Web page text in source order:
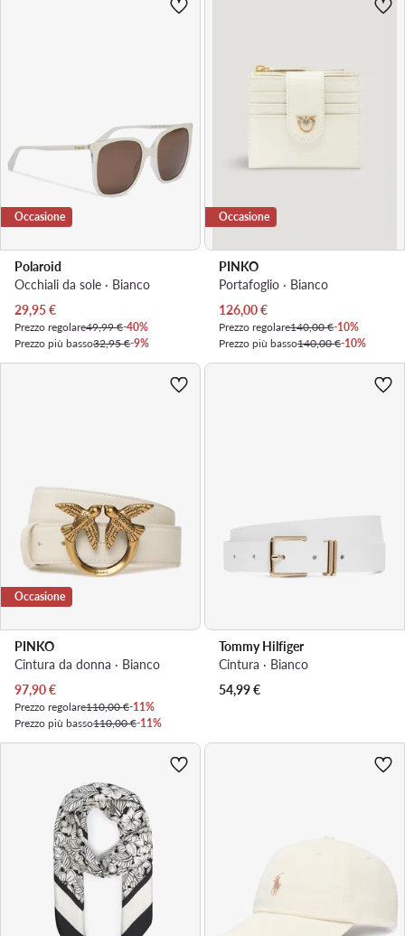
Occasione
Polaroid
Occhiali da sole · Bianco
Prezzo attuale
29,95€
Prezzo regolare49,99 €-40%
Prezzo più basso32,95 €-9%
Occasione
PINKO
Portafoglio · Bianco
Prezzo attuale
126,00€
Prezzo regolare140,00 €-10%
Prezzo più basso140,00 €-10%
Occasione
PINKO
Cintura da donna · Bianco
Prezzo attuale
97,90€
Prezzo regolare110,00 €-11%
Prezzo più basso110,00 €-11%
Tommy Hilfiger
Cintura · Bianco
54,99€